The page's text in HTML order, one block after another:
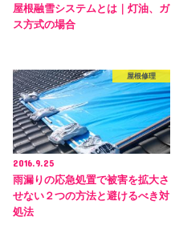
屋根融雪システムとは｜灯油、ガ
ス方式の場合
屋根修理
2016.9.25
雨漏りの応急処置で被害を拡大さ
せない２つの方法と避けるべき対
処法